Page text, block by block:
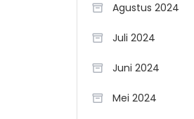
Agustus 2024
Juli 2024
Juni 2024
Mei 2024